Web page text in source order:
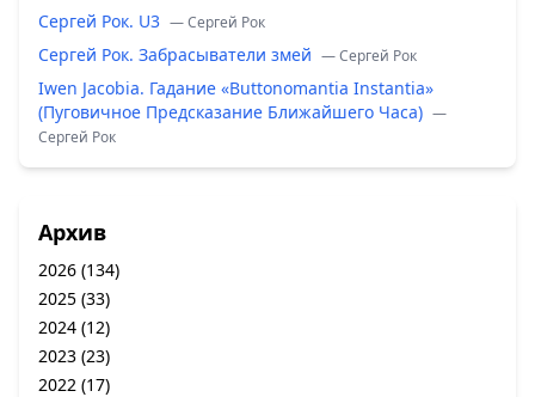
Сергей Рок. U3 — Сергей Рок
Сергей Рок. Забрасыватели змей — Сергей Рок
Iwen Jacobia. Гадание «Buttonomantia Instantia»
(Пуговичное Предсказание Ближайшего Часа) —
Сергей Рок
Архив
2026 (134)
2025 (33)
2024 (12)
2023 (23)
2022 (17)